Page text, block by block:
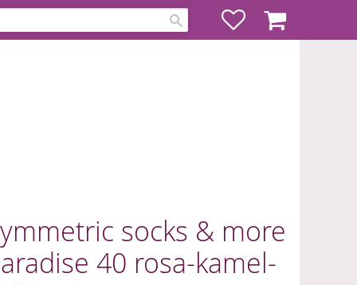
FavoriterKundvagn
socks & more
40 rosa-kamel-